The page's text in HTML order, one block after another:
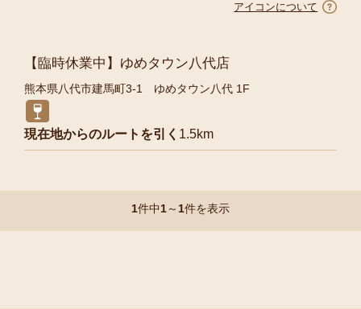
アイコンについて
【臨時休業中】ゆめタウン八代店
熊本県八代市建馬町3-1 ゆめタウン八代 1F
現在地からのルートを引く 1.5km
1件中1～1件を表示